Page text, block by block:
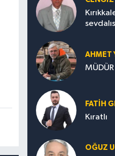
AHMET
MÜDÜR
FATIH
Kıratlı
OĞUZ